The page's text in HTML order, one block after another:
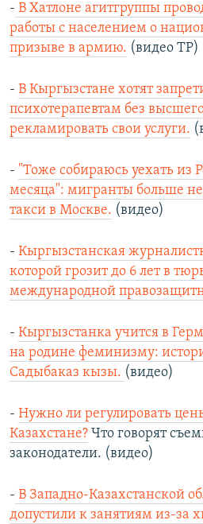
- В Хатлоне агитгруппы
работы с населением о
призыве в армию. (видео ТР)
- В Кыргызстане хотят
психотерапевтам без
рекламировать свои услуги.
- "Тоже собираюсь уехать из
месяца": мигранты больше не
такси в Москве. (видео)
- Кыргызстанская
которой грозит до 6 лет в
международной
- Кыргызстанка учится в
на родине феминизму:
Садыбаказ кызы. (видео)
- Нужно ли регулировать
Казахстане? Что говорят
законодатели. (видео)
- В Западно-Казахстанской
допустили к занятиям из-за